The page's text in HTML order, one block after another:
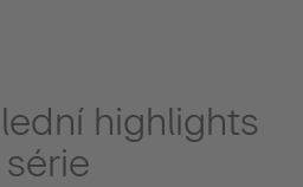
highlights